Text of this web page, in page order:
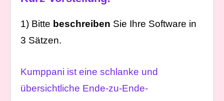
1) Bitte beschreiben Sie Ihre Software in
3 Sätzen.
Kumppani ist eine schlanke und
übersichtliche Ende-zu-Ende-